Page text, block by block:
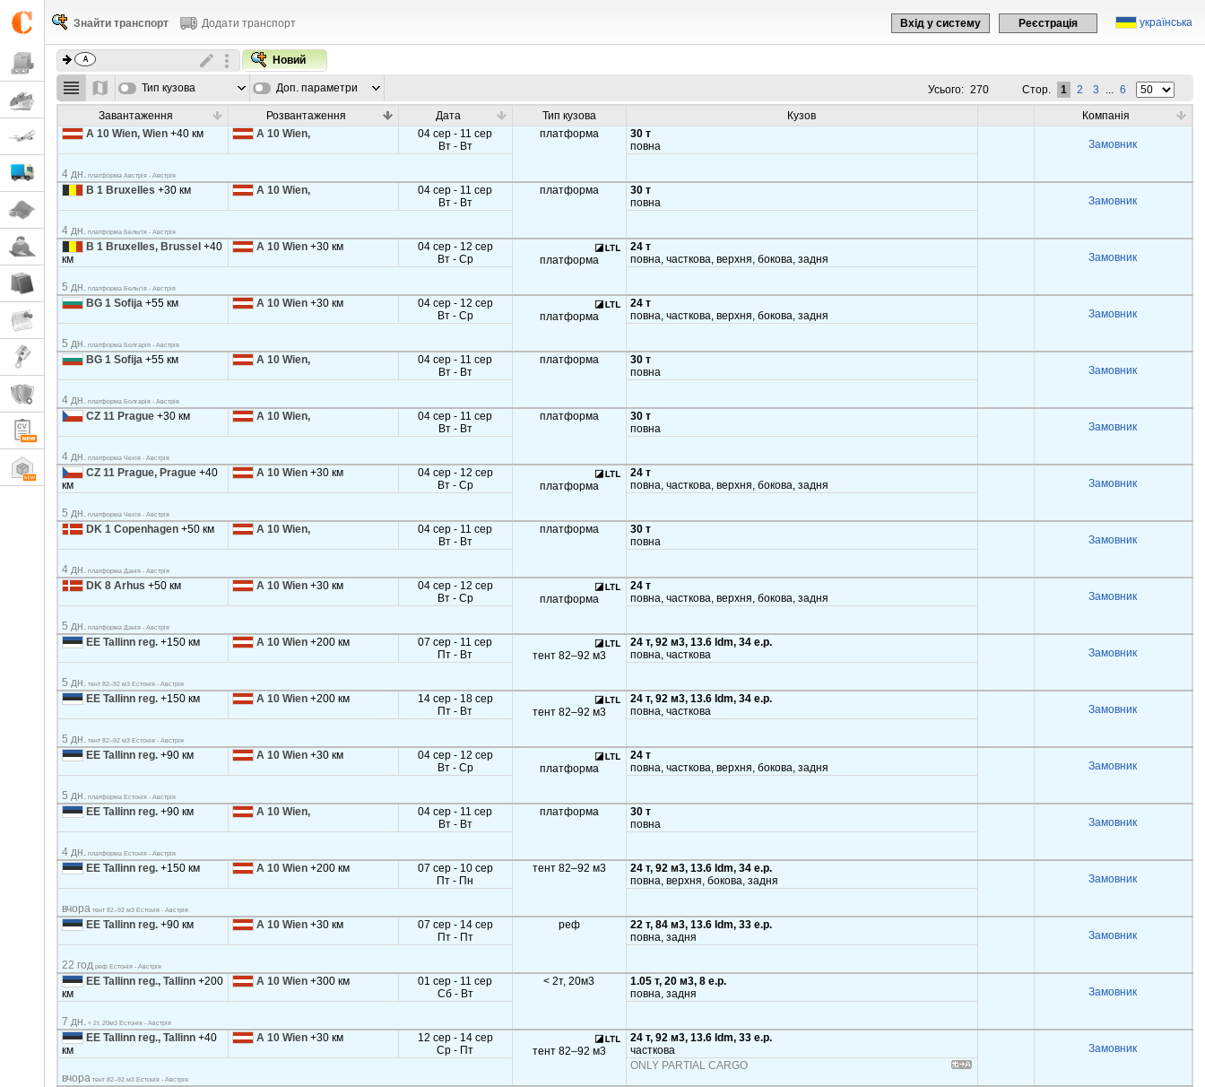
українська
Вхід у систему Реєстрація
Знайти транспорт Додати транспорт
Новий
Тип кузова Доп. параметри Усього: 270 Стор. 1 2 3 ... 6
Завантаження Розвантаження Дата Тип кузова Кузов
Компанія
A 10 Wien, Wien +40 км A 10 Wien,
04 сер - 11 сер
Вт - Вт
платформа
30 т
повна
Замовник
4 дн. платформа Австрія - Австрія
B 1 Bruxelles +30 км A 10 Wien,
04 сер - 11 сер
Вт - Вт
платформа
30 т
повна
Замовник
4 дн. платформа Бельгія - Австрія
B 1 Bruxelles, Brussel +40
км
A 10 Wien +30 км
04 сер - 12 сер
Вт - Ср
платформа
24 т
повна, часткова, верхня, бокова, задня
Замовник
5 дн. платформа Бельгія - Австрія
BG 1 Sofija +55 км A 10 Wien +30 км
04 сер - 12 сер
Вт - Ср
платформа
24 т
повна, часткова, верхня, бокова, задня
Замовник
5 дн. платформа Болгарія - Австрія
BG 1 Sofija +55 км A 10 Wien,
04 сер - 11 сер
Вт - Вт
платформа
30 т
повна
Замовник
4 дн. платформа Болгарія - Австрія
CZ 11 Prague +30 км A 10 Wien,
04 сер - 11 сер
Вт - Вт
платформа
30 т
повна
Замовник
4 дн. платформа Чехія - Австрія
CZ 11 Prague, Prague +40
км
A 10 Wien +30 км
04 сер - 12 сер
Вт - Ср
платформа
24 т
повна, часткова, верхня, бокова, задня
Замовник
5 дн. платформа Чехія - Австрія
DK 1 Copenhagen +50 км A 10 Wien,
04 сер - 11 сер
Вт - Вт
платформа
30 т
повна
Замовник
4 дн. платформа Данія - Австрія
DK 8 Arhus +50 км A 10 Wien +30 км
04 сер - 12 сер
Вт - Ср
платформа
24 т
повна, часткова, верхня, бокова, задня
Замовник
5 дн. платформа Данія - Австрія
EE Tallinn reg. +150 км A 10 Wien +200 км
07 сер - 11 сер
Пт - Вт
тент 82–92 м3
24 т, 92 м3, 13.6 ldm, 34 e.p.
повна, часткова
Замовник
5 дн. тент 82–92 м3 Естонія - Австрія
EE Tallinn reg. +150 км A 10 Wien +200 км
14 сер - 18 сер
Пт - Вт
тент 82–92 м3
24 т, 92 м3, 13.6 ldm, 34 e.p.
повна, часткова
Замовник
5 дн. тент 82–92 м3 Естонія - Австрія
EE Tallinn reg. +90 км A 10 Wien +30 км
04 сер - 12 сер
Вт - Ср
платформа
24 т
повна, часткова, верхня, бокова, задня
Замовник
5 дн. платформа Естонія - Австрія
EE Tallinn reg. +90 км A 10 Wien,
04 сер - 11 сер
Вт - Вт
платформа
30 т
повна
Замовник
4 дн. платформа Естонія - Австрія
EE Tallinn reg. +150 км A 10 Wien +200 км
07 сер - 10 сер
Пт - Пн
тент 82–92 м3
24 т, 92 м3, 13.6 ldm, 34 e.p.
повна, верхня, бокова, задня
Замовник
вчора тент 82–92 м3 Естонія - Австрія
EE Tallinn reg. +90 км A 10 Wien +30 км
07 сер - 14 сер
Пт - Пт
реф
22 т, 84 м3, 13.6 ldm, 33 e.p.
повна, задня
Замовник
22 год реф Естонія - Австрія
EE Tallinn reg., Tallinn +200
км
A 10 Wien +300 км
01 сер - 11 сер
Сб - Вт
< 2т, 20м3
1.05 т, 20 м3, 8 e.p.
повна, задня
Замовник
7 дн. < 2т, 20м3 Естонія - Австрія
EE Tallinn reg., Tallinn +40
км
A 10 Wien +30 км
12 сер - 14 сер
Ср - Пт
тент 82–92 м3
24 т, 92 м3, 13.6 ldm, 33 e.p.
часткова
Замовник
вчора тент 82–92 м3 Естонія - Австрія
ONLY PARTIAL CARGO